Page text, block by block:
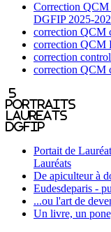
Correction QCM
DGFIP 2025-
correction QCM
correction QCM
correction
correction QCM
5
portraits
laureats
DGFIP
Portait de
Lauréats
De apiculteur à
Eudesdeparis -
...ou l'art de
Un livre, un